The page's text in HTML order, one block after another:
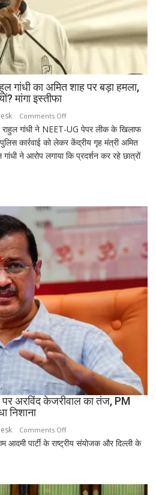
गांधी का अमित शाह पर बड़ा हमला,
मांगा इस्तीफा
Comments Offon
NEET-
UG
पेपर
गांधी
अमित
शाह
पर
बोले-
20
दिन
भी
चुप्पी
क्यों?
मांगा
इस्तीफा
राहुल गांधी ने NEET-UG पेपर लीक के खिलाफ
कार्रवाई को लेकर केंद्रीय गृह मंत्री अमित
गांधी ने आरोप लगाया कि प्रदर्शन कर रहे छात्रों
पर अरविंद केजरीवाल का तंज, PM
निशाना
Comments Offon
‘बोल
पार्टी के राष्ट्रीय संयोजक और दिल्ली के